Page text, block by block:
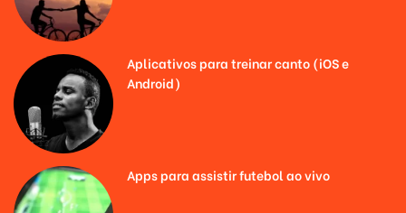
Aplicativos para treinar canto (iOS e
Android)
Apps para assistir futebol ao vivo